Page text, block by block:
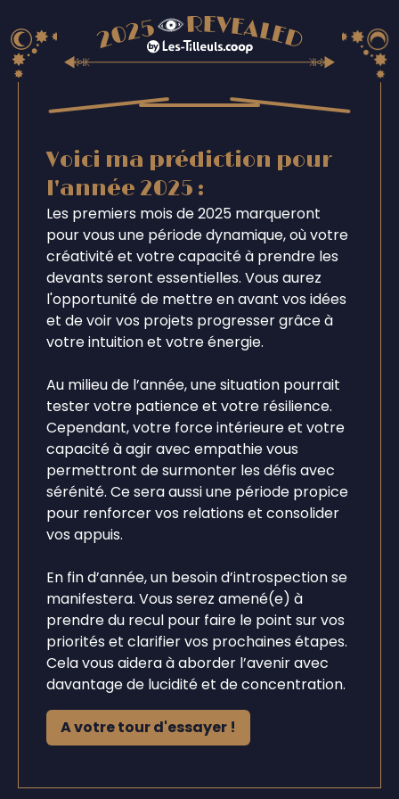
Voici ma prédiction pour
l'année 2025 :
Les premiers mois de 2025 marqueront
pour vous une période dynamique, où votre
créativité et votre capacité à prendre les
devants seront essentielles. Vous aurez
l'opportunité de mettre en avant vos idées
et de voir vos projets progresser grâce à
votre intuition et votre énergie.
Au milieu de l’année, une situation pourrait
tester votre patience et votre résilience.
Cependant, votre force intérieure et votre
capacité à agir avec empathie vous
permettront de surmonter les défis avec
sérénité. Ce sera aussi une période propice
pour renforcer vos relations et consolider
vos appuis.
En fin d’année, un besoin d’introspection se
manifestera. Vous serez amené(e) à
prendre du recul pour faire le point sur vos
priorités et clarifier vos prochaines étapes.
Cela vous aidera à aborder l’avenir avec
davantage de lucidité et de concentration.
A votre tour d'essayer !